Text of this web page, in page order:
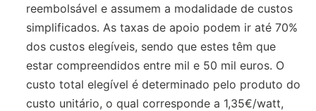
reembolsável e assumem a modalidade de custos
simplificados. As taxas de apoio podem ir até 70%
dos custos elegíveis, sendo que estes têm que
estar compreendidos entre mil e 50 mil euros. O
custo total elegível é determinado pelo produto do
custo unitário, o qual corresponde a 1,35€/watt,